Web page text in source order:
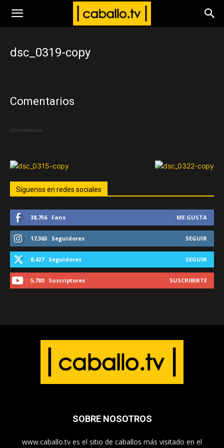
www.caballo.tv
dsc_0319-copy
Comentarios
comentarios
Síguenos en redes sociales
38,756 Fans ME GUSTA
17,363 Seguidores SEGUIR
8,427 Seguidores SEGUIR
5,780 Suscriptores SUSCRIBIRTE
SOBRE NOSOTROS
www.caballo.tv es el sitio de caballos más visitado en el